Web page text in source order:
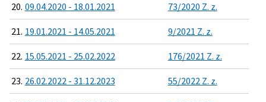
20. 09.04.2020 - 18.01.2021 73/2020 Z. z.
21. 19.01.2021 - 14.05.2021 9/2021 Z. z.
22. 15.05.2021 - 25.02.2022 176/2021 Z. z.
23. 26.02.2022 - 31.12.2023 55/2022 Z. z.